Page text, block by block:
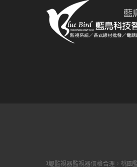
監控系統、中壢監視器監視器價格合理，桃園